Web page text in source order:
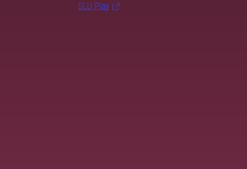
SLU Play